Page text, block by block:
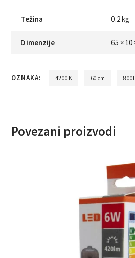
Težina 0.2 kg
Dimenzije 65 × 10
OZNAKA: 4200K 60cm
Povezani proizvodi